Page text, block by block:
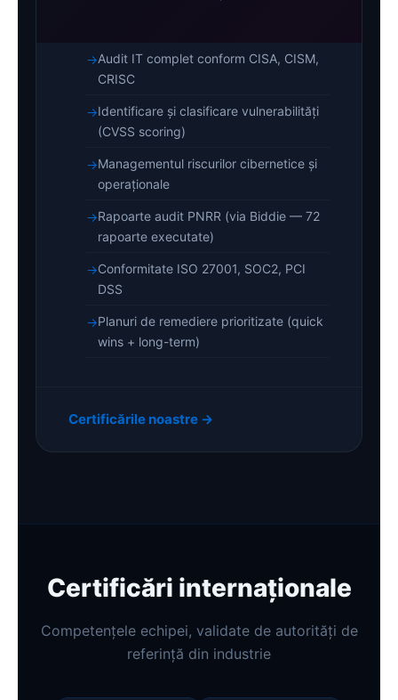
Audit IT complet conform CISA, CISM,
CRISC
Identificare și clasificare vulnerabilități
(CVSS scoring)
Managementul riscurilor cibernetice și
operaționale
Rapoarte audit PNRR (via Biddie — 72
rapoarte executate)
Conformitate ISO 27001, SOC2, PCI
DSS
Planuri de remediere prioritizate (quick
wins + long-term)
Certificările noastre →
Certificări internaționale
Competențele echipei, validate de autorități de
referință din industrie